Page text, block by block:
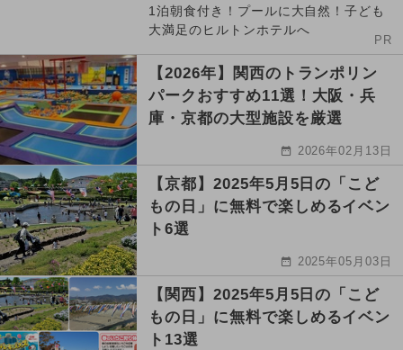
1泊朝食付き！プールに大自然！子ども
大満足のヒルトンホテルへ
PR
【2026年】関西のトランポリン
パークおすすめ11選！大阪・兵
庫・京都の大型施設を厳選
2026年02月13日
【京都】2025年5月5日の「こど
もの日」に無料で楽しめるイベン
ト6選
2025年05月03日
【関西】2025年5月5日の「こど
もの日」に無料で楽しめるイベン
ト13選